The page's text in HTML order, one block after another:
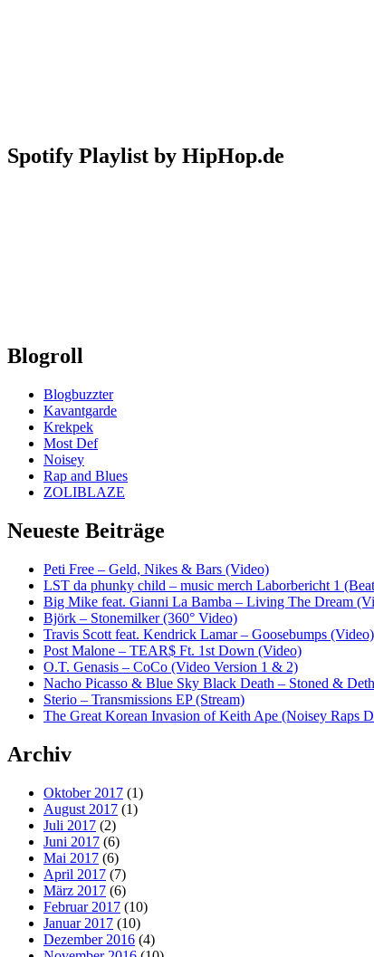
Spotify Playlist by HipHop.de
Blogroll
Blogbuzzter
Kavantgarde
Krekpek
Most Def
Noisey
Rap and Blues
ZOLIBLAZE
Neueste Beiträge
Peti Free – Geld, Nikes & Bars (Video)
LST da phunky child – music merch Laborbericht 1
Big Mike feat. Gianni La Bamba – Living The Dream
Björk – Stonemilker (360° Video)
Travis Scott feat. Kendrick Lamar – Goosebumps (Video)
Post Malone – TEAR$ Ft. 1st Down (Video)
O.T. Genasis – CoCo (Video Version 1 & 2)
Nacho Picasso & Blue Sky Black Death – Stoned &
Sterio – Transmissions EP (Stream)
The Great Korean Invasion of Keith Ape (Noisey Raps
Archiv
Oktober 2017 (1)
August 2017 (1)
Juli 2017 (2)
Juni 2017 (6)
Mai 2017 (6)
April 2017 (7)
März 2017 (6)
Februar 2017 (10)
Januar 2017 (10)
Dezember 2016 (4)